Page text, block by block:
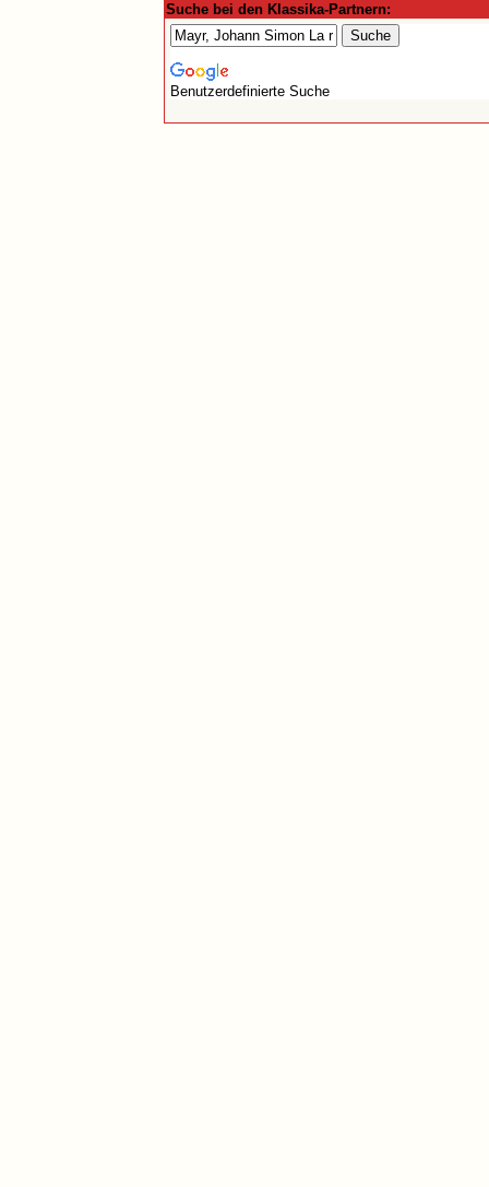
Suche bei den Klassika-Partnern:
Benutzerdefinierte Suche